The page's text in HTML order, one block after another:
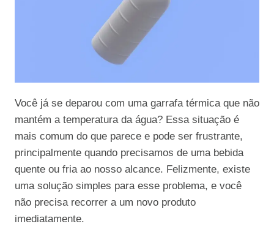
Você já se deparou com uma garrafa térmica que não
mantém a temperatura da água? Essa situação é
mais comum do que parece e pode ser frustrante,
principalmente quando precisamos de uma bebida
quente ou fria ao nosso alcance. Felizmente, existe
uma solução simples para esse problema, e você
não precisa recorrer a um novo produto
imediatamente.